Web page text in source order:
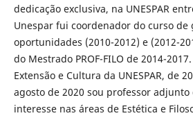
dedicação exclusiva, na UNESPAR
Unespar fui coordenador do curso de
oportunidades (2010-2012) e (2012-
do Mestrado PROF-FILO de 2014-
Extensão e Cultura da UNESPAR, de
agosto de 2020 sou professor adjunto
interesse nas áreas de Estética e